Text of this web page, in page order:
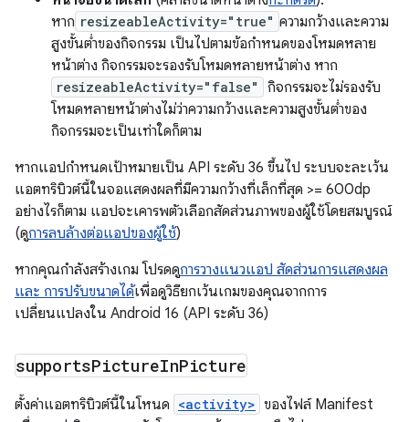
หาก resizeableActivity="true" ความกว้างและความ
สูงขั้นต่ำของกิจกรรม เป็นไปตามข้อกำหนดของโหมดหลาย
หน้าต่าง กิจกรรมจะรองรับโหมดหลายหน้าต่าง หาก
resizeableActivity="false"
กิจกรรมจะไม่รองรับ
โหมดหลายหน้าต่างไม่ว่าความกว้างและความสูงขั้นต่ำของ
กิจกรรมจะเป็นเท่าใดก็ตาม
หากแอปกำหนดเป้าหมายเป็น API ระดับ 36 ขึ้นไป ระบบจะละเว้น
แอตทริบิวต์นี้ในจอแสดงผลที่มีความกว้างที่เล็กที่สุด >= 600dp
อย่างไรก็ตาม แอปจะเคารพตัวเลือกสัดส่วนภาพของผู้ใช้โดยสมบูรณ์
(ดูการลบล้างต่อแอปของผู้ใช้)
หากคุณกำลังสร้างเกม โปรดดูการวางแนวแอป สัดส่วนการแสดงผล
และ การปรับขนาดได้เพื่อดูวิธียกเว้นเกมของคุณจากการ
เปลี่ยนแปลงใน Android 16 (API ระดับ 36)
supportsPictureInPicture
ตั้งค่าแอตทริบิวต์นี้ในโหนด <activity> ของไฟล์ Manifest